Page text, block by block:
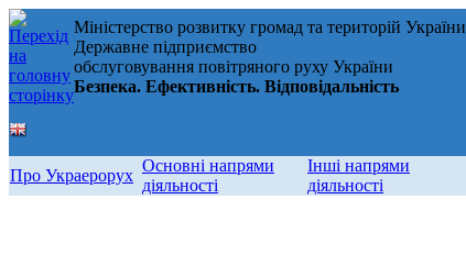
Міністерство розвитку громад та територій України
Державне підприємство
обслуговування повітряного руху України
Безпека. Ефективність. Відповідальність
Про Украерорух
Основні напрями
діяльності
Інші напрями
діяльності